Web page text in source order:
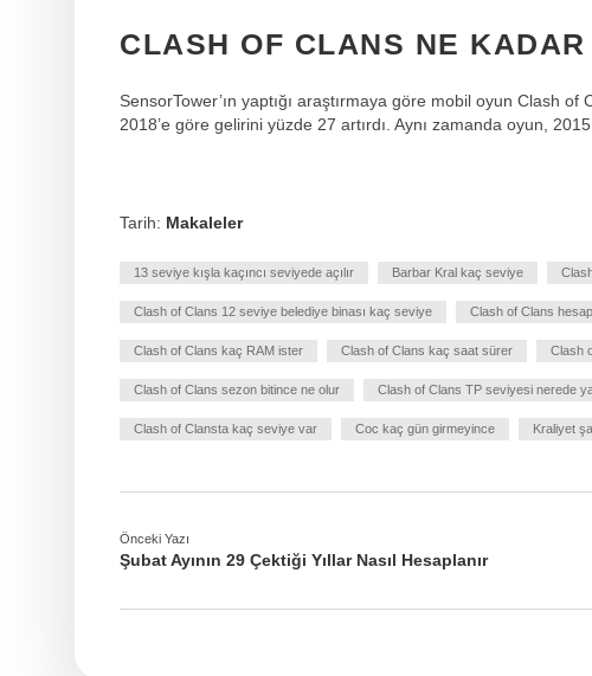
CLASH OF CLANS NE
SensorTower’ın yaptığı araştırmaya göre mobil oyun Clash
2018’e göre gelirini yüzde 27 artırdı. Aynı zamanda oyun,
Tarih: Makaleler
13 seviye kışla kaçıncı seviyede açılır Barbar Kral kaç seviye
Clash of Clans 12 seviye belediye binası kaç seviye Clash of Clans
Clash of Clans kaç RAM ister Clash of Clans kaç saat sürer Clash
Clash of Clans sezon bitince ne olur Clash of Clans TP seviyesi nerede
Clash of Clansta kaç seviye var Coc kaç gün girmeyince Kraliyet
Önceki Yazı
Şubat Ayının 29 Çektiği Yıllar Nasıl Hesaplanır